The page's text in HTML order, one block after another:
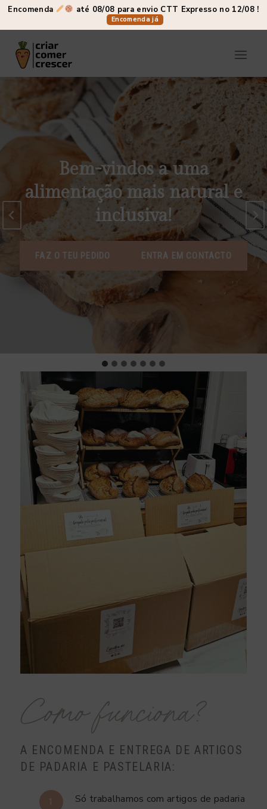
Skip
content
Encomenda até 08/08 para envio CTT Expresso no 12/08 !
Encomenda já
Bem-vindos a uma
alimentação mais natural e
inclusiva!
FAZ O TEU PEDIDO ENTRA EM CONTACTO
Como funciona?
A ENCOMENDA E ENTREGA DE ARTIGOS
DE PADARIA E PASTELARIA:
Só trabalhamos com artigos de padaria